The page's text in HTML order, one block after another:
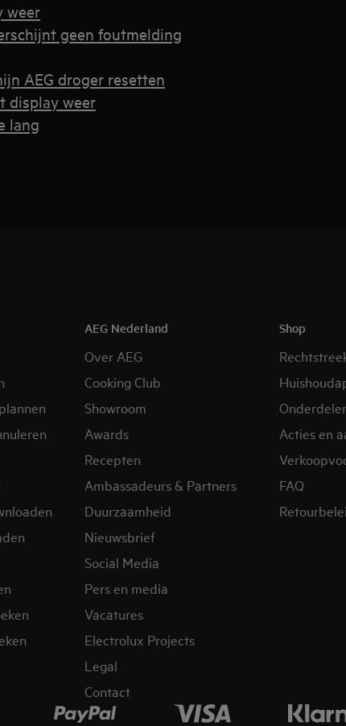
weer
geen foutmelding
AEG droger resetten
display weer
lang
AEG Nederland
Over AEG
Cooking Club
Showroom
Awards
Recepten
Ambassadeurs & Partners
Duurzaamheid
Nieuwsbrief
Social Media
Pers en media
Vacatures
Electrolux Projects
Legal
Contact
Shop
Acties en
FAQ